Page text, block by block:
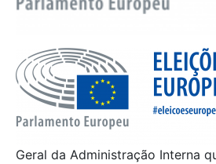
Geral da Administração Interna